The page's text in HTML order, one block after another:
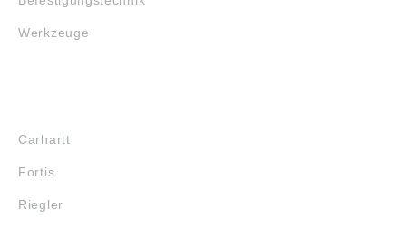
Werkzeuge
Carhartt
Fortis
Riegler